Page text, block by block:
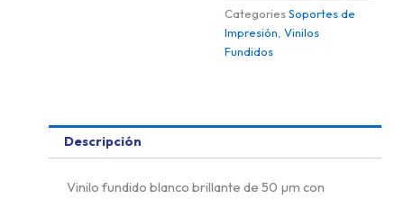
Categories Soportes de
Impresión Vinilos
Fundidos
Descripción
Vinilo fundido blanco brillante de 50 µm con